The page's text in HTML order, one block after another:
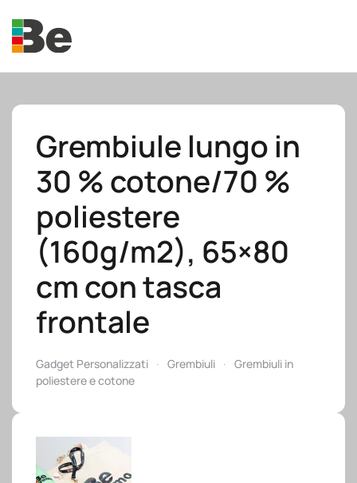
Skip to main content
Grembiule lungo in
30 % cotone/70 %
poliestere
(160g/m2), 65×80
cm con tasca
frontale
Gadget Personalizzati Grembiuli
Grembiuli in
poliestere e cotone